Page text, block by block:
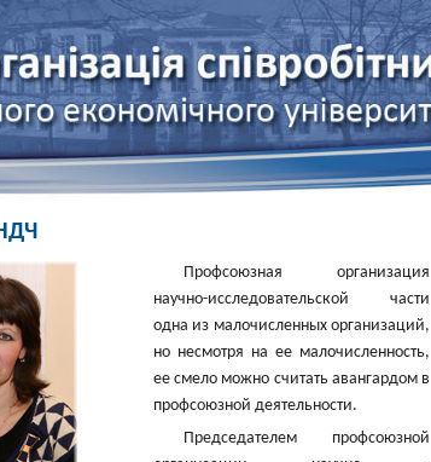
Профсоюзная организация
научно-исследовательской части
одна из малочисленных организаций,
но несмотря на ее малочисленность,
ее смело можно считать авангардом в
профсоюзной деятельности.
Председателем профсоюзной